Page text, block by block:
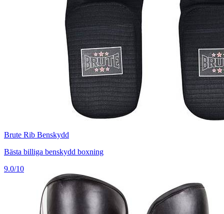
Brute Rib Benskydd
Bästa billiga benskydd boxning
9.0/10